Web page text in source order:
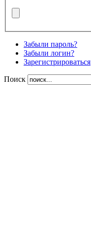
Забыли пароль?
Забыли логин?
Зарегистрироваться
Поиск